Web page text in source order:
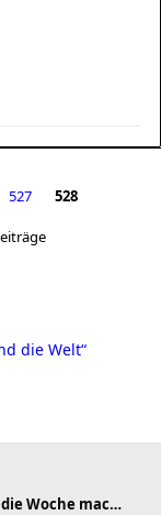
527 528
die Welt“
Re: Sub 3:20h mit 3-4 mal Training die Woche machb